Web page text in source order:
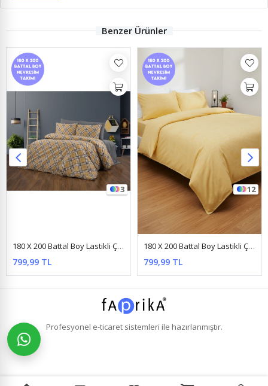
Benzer Ürünler
3
180 X 200 Battal Boy Lastikli Çarşaf Nevresim Takımı Yeni Kare Krem
799,99 TL
12
180 X 200 Battal Boy Lastikli Çarşaf Düz Renk Nevresim Takımı Sarı
799,99 TL
Profesyonel e-ticaretsistemleri ile hazırlanmıştır.